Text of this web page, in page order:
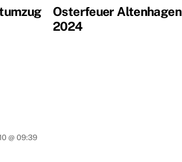
Osterfeuer Altenhagen
2024
@ 09:39